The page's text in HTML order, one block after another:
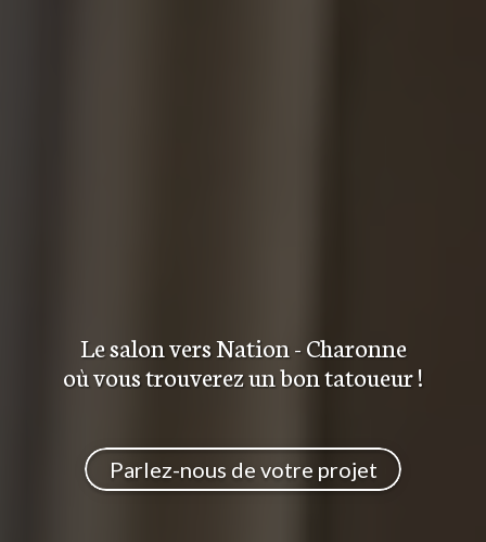
Le salonvers Nation - Charonne
où vous trouverezun bon tatoueur!
Parlez-nous de votre projet